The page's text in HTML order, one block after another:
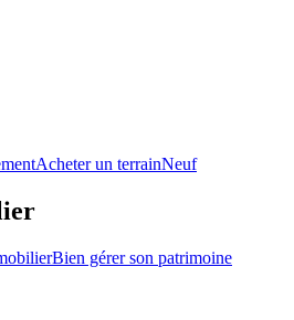
Acheter un terrainNeuf
Bien gérer son patrimoine